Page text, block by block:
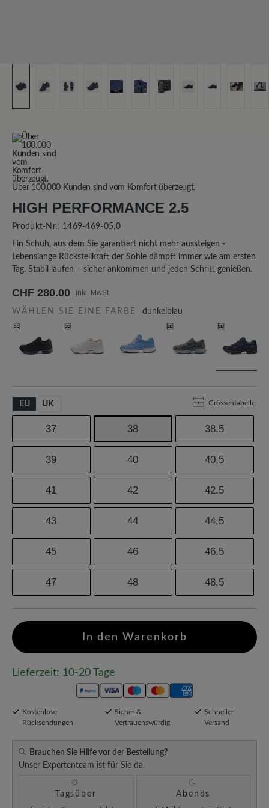
Über 100.000 Kunden sind vom Komfort überzeugt.
HIGH PERFORMANCE 2.5
Produkt-Nr.: 1469-469-05,0
Ein Schuh, aus dem Sie garantiert nicht mehr aussteigen -
Lebenslange Rückstellkraft der Sohle dämpft immer wie am ersten
Tag. Stabil laufen – sicher ankommen und jeden Schritt genießen.
CHF 280.00 inkl. MwSt.
WÄHLEN SIE EINE FARBE dunkelblau
EU UK Grössentabelle
37 38 38.5
39 40 40,5
41 42 42.5
43 44 44,5
45 46 46,5
47 48 48,5
In den Warenkorb
Lieferzeit: 10-20 Tage
Kostenlose
Rücksendungen
Sicher &
Vertrauenswürdig
Schneller
Versand
Brauchen Sie Hilfe vor der Bestellung?
Unser Expertenteam ist für Sie da.
Tagsüber Abends